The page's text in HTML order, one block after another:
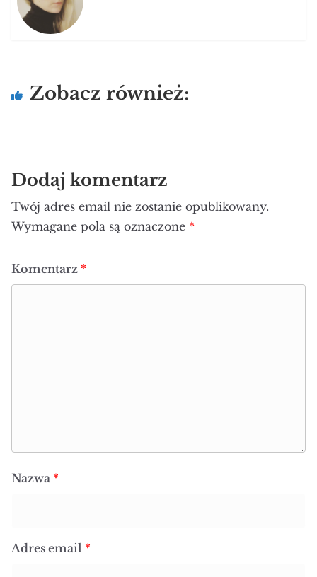
Zobacz również:
Dodaj komentarz
Twój adres email nie zostanie opublikowany.
Wymagane pola są oznaczone *
Komentarz *
Nazwa *
Adres email *